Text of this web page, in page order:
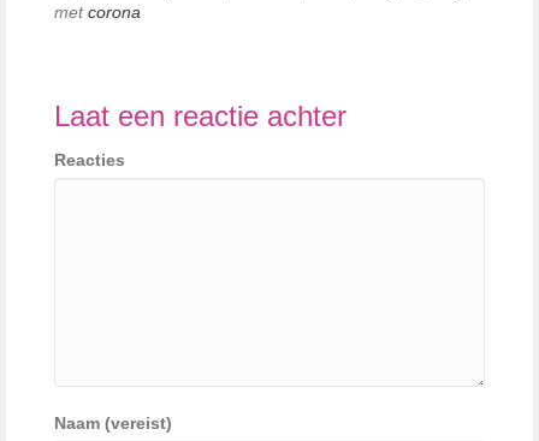
metcorona
Laat een reactie achter
Reacties
Naam (vereist)